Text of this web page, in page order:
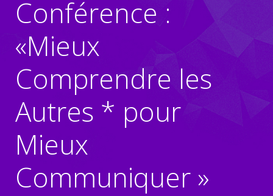
Conférence :
«Mieux
Comprendre les
Autres * pour
Mieux
Communiquer »